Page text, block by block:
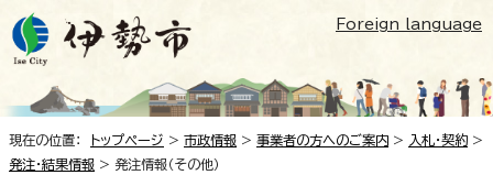
Foreign language
現在の位置： トップページ > 市政情報 > 事業者の方へのご案内 > 入札・契約 >
発注・結果情報 > 発注情報（その他）